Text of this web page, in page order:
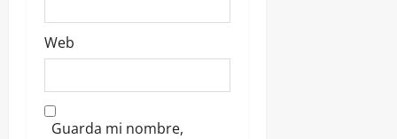
Web
Guarda mi nombre,